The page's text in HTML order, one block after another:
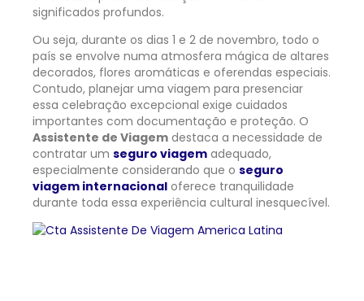
significados profundos.
Ou seja, durante os dias 1 e 2 de novembro, todo o
país se envolve numa atmosfera mágica de altares
decorados, flores aromáticas e oferendas especiais.
Contudo, planejar uma viagem para presenciar
essa celebração excepcional exige cuidados
importantes com documentação e proteção. O
Assistente de Viagem destaca a necessidade de
contratar um seguro viagem adequado,
especialmente considerando que o seguro
viagem internacional oferece tranquilidade
durante toda essa experiência cultural inesquecível.